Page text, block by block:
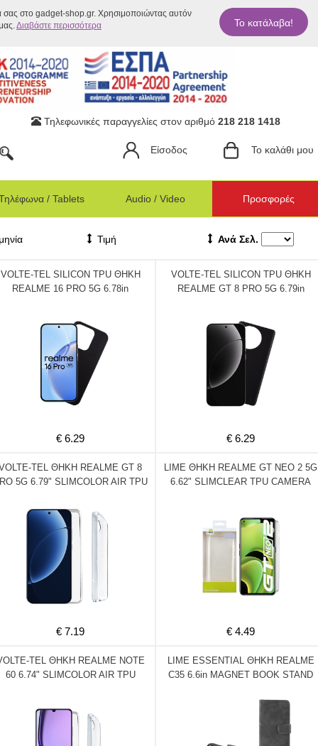
σας στο gadget-shop.gr. Χρησιμοποιώντας αυτόν
Διαβάστε περισσότερα Το κατάλαβα!
Τηλεφωνικές παραγγελίες στον αριθμό 218 218 1418
Είσοδος Το καλάθι μου
/ Tablets Audio / Video Προσφορές
Τιμή Ανά Σελ.
VOLTE-TEL SILICON TPU ΘΗΚΗ
REALME 16 PRO 5G 6.78in
€ 6.29
VOLTE-TEL SILICON TPU ΘΗΚΗ
REALME GT 8 PRO 5G 6.79in
€ 6.29
TEL ΘΗΚΗ REALME GT 8
5G 6.79" SLIMCOLOR AIR TPU
PROTECTION ΔΙΑΦΑΝΗ
€ 7.19
LIME ΘΗΚΗ REALME GT NEO 2 5G
6.62" SLIMCLEAR TPU CAMERA
€ 4.49
TEL ΘΗΚΗ REALME NOTE
60 6.74" SLIMCOLOR AIR TPU
LIME ESSENTIAL ΘΗΚΗ REALME
C35 6.6in MAGNET BOOK STAND